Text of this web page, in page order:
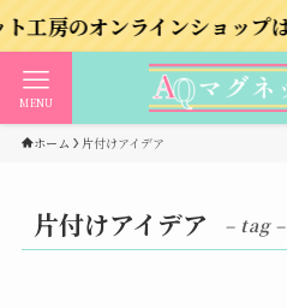
ンラインショップはこちら
MENU
ホーム 片付けアイデア
片付けアイデア – tag –